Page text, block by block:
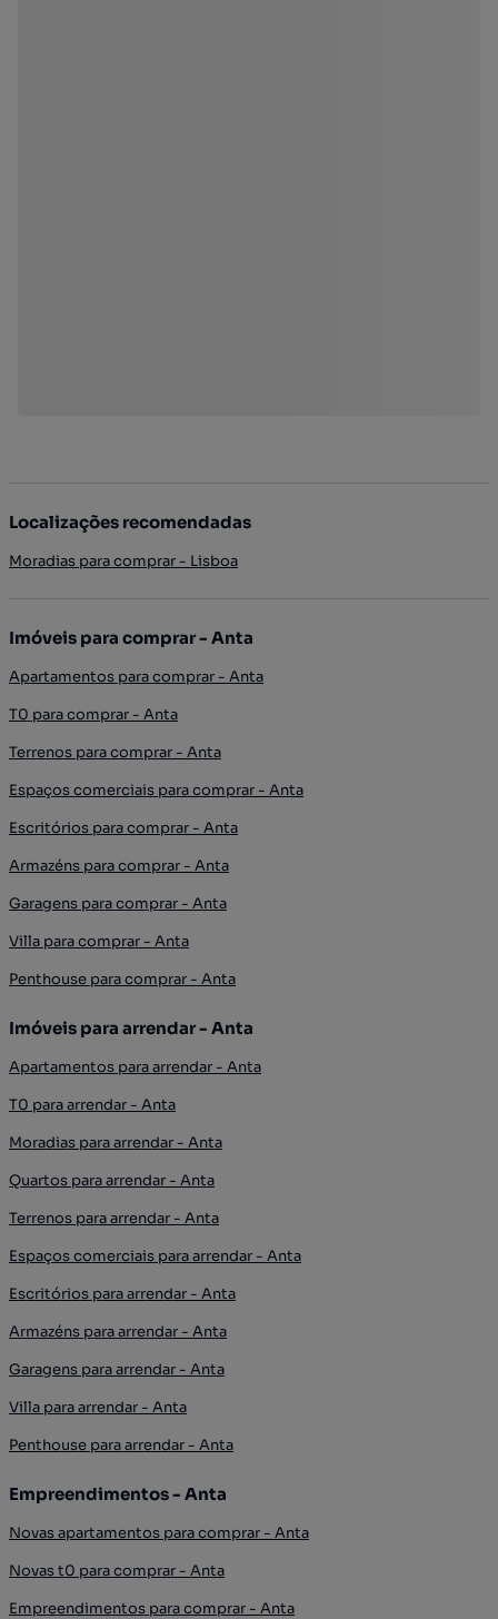
Localizações recomendadas
Moradias para comprar - Lisboa
Imóveis para comprar - Anta
Apartamentos para comprar - Anta
T0 para comprar - Anta
Terrenos para comprar - Anta
Espaços comerciais para comprar - Anta
Escritórios para comprar - Anta
Armazéns para comprar - Anta
Garagens para comprar - Anta
Villa para comprar - Anta
Penthouse para comprar - Anta
Imóveis para arrendar - Anta
Apartamentos para arrendar - Anta
T0 para arrendar - Anta
Moradias para arrendar - Anta
Quartos para arrendar - Anta
Terrenos para arrendar - Anta
Espaços comerciais para arrendar - Anta
Escritórios para arrendar - Anta
Armazéns para arrendar - Anta
Garagens para arrendar - Anta
Villa para arrendar - Anta
Penthouse para arrendar - Anta
Empreendimentos - Anta
Novas apartamentos para comprar - Anta
Novas t0 para comprar - Anta
Empreendimentos para comprar - Anta